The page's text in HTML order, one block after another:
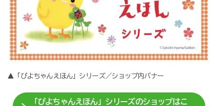
▲「ぴよちゃんえほん」シリーズ／ショップ内バナー
「ぴよちゃんえほん」シリーズのショップはこ